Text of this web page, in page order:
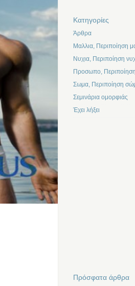
Kατηγορίες
Άρθρα
Μαλλια, Περιποίηση
Νυχια, Περιποίηση
Προσωπο,
Σωμα, Περιποίηση
Σεμινάρια ομορφιάς
Έχει λήξει
Πρόσφατα άρθρα